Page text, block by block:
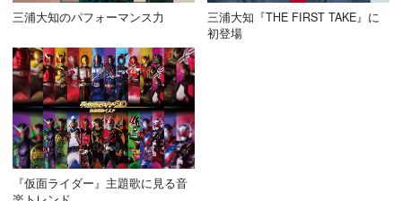
三浦大知のパフォーマンス力
三浦大知『THE FIRST TAKE』に
初登場
『仮面ライダー』主題歌に見る音